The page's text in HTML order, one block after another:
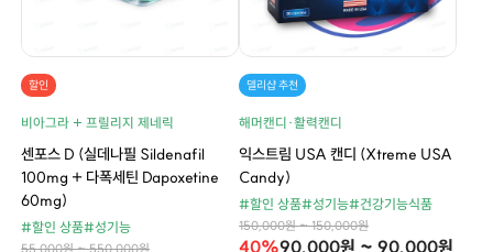
할인
비아그라 + 프릴리지 제네릭
센포스 D (실데나필 Sildenafil
100mg + 다폭세틴 Dapoxetine
60mg)
#할인 상품#성기능
55,000원 ~ 550,000원
델리샵 추천
해머캔디·활력캔디
익스트림 USA 캔디 (Xtreme USA
Candy)
#할인 상품#성기능#건강기능식품
150,000원 ~ 150,000원
40%90,000원 ~ 90,000원